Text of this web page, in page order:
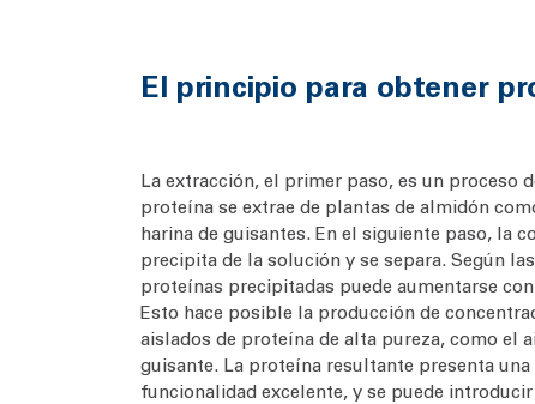
El principio para obtener
La extracción, el primer paso, es un proceso
proteína se extrae de plantas de almidón
harina de guisantes. En el siguiente paso, la
precipita de la solución y se separa. Según
proteínas precipitadas puede aumentarse
Esto hace posible la producción de
aislados de proteína de alta pureza, como el
guisante. La proteína resultante presenta
funcionalidad excelente, y se puede